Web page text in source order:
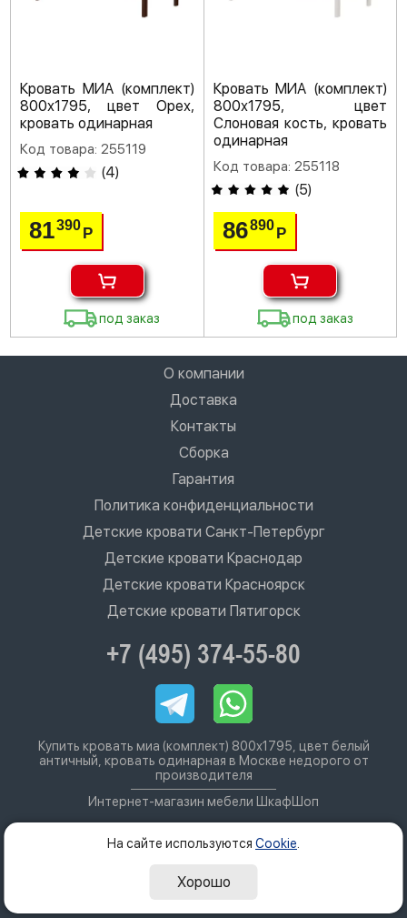
Кровать МИА (комплект)
800х1795, цвет Орех,
кровать одинарная
Код товара: 255119
(4)
81390Р
под заказ
Кровать МИА (комплект)
800х1795, цвет
Слоновая кость, кровать
одинарная
Код товара: 255118
(5)
86890 Р
под заказ
О компании
Доставка
Контакты
Сборка
Гарантия
Политика конфиденциальности
Детские кровати Санкт-Петербург
Детские кровати Краснодар
Детские кровати Красноярск
Детские кровати Пятигорск
+7 (495) 374-55-80
Купить кровать миа (комплект) 800х1795, цвет белый
античный, кровать одинарная в Москве недорого от
производителя
Интернет-магазин мебели ШкафШоп
На сайте используются Cookie
Хорошо